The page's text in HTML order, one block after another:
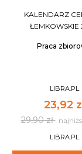
KALENDARZ
ŁEMKOWSKIE
Praca
LIBRA.PL
23,92
29,90 zł
LIBRA.PL